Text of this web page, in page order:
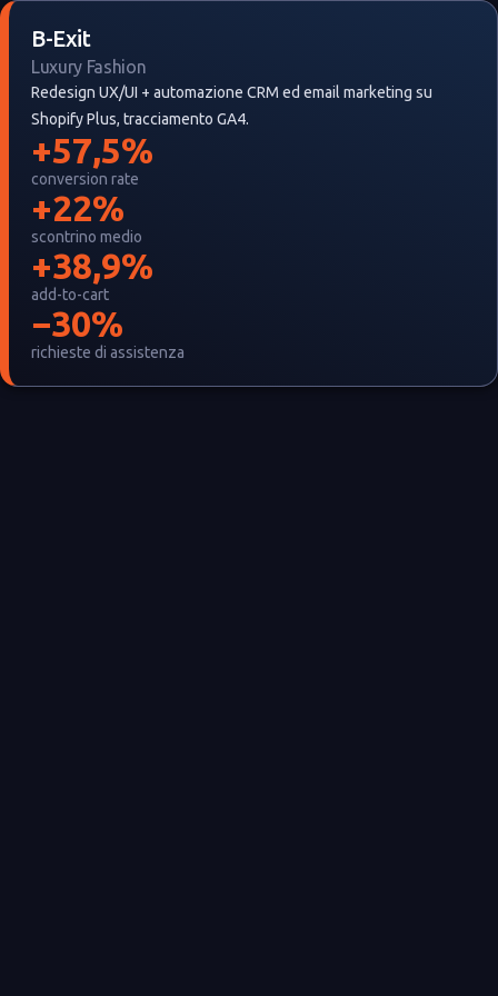
B-Exit
Luxury Fashion
Redesign UX/UI + automazione CRM ed email marketing su
Shopify Plus, tracciamento GA4.
+57,5%
conversion rate
+22%
scontrino medio
+38,9%
add-to-cart
−30%
richieste di assistenza